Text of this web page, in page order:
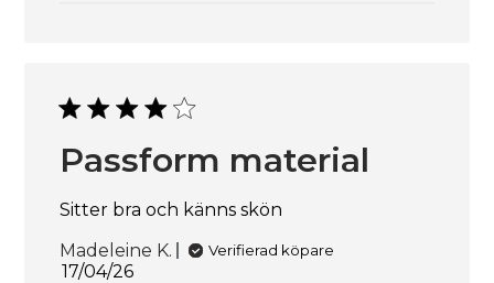
Passform material
Sitter bra och känns skön
Madeleine K.
Verifierad köpare
Publiceringsdatum
17/04/26